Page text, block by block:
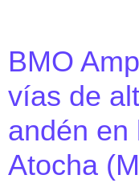
BMO
vías de
andén en
Atocha